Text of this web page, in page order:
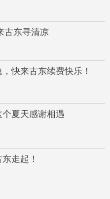
古东寻清凉
快来古东续费快乐！
夏天感谢相遇
走起！